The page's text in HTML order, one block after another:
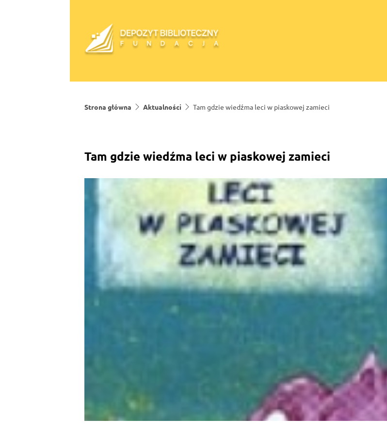
Strona główna Aktualności Tam gdzie wiedźma leci w piaskowej zamieci
Tam gdzie wiedźma leci w piaskowej zamieci